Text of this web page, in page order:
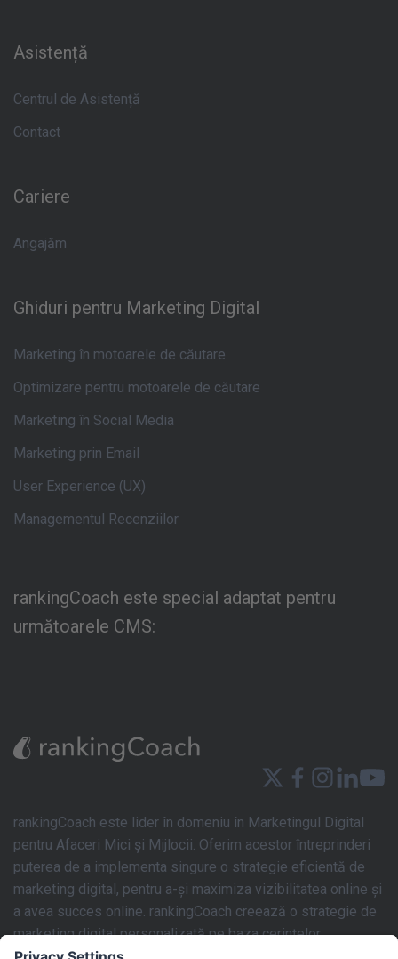
Asistență
Centrul de Asistență
Contact
Cariere
Angajăm
Ghiduri pentru Marketing Digital
Marketing în motoarele de căutare
Optimizare pentru motoarele de căutare
Marketing în Social Media
Marketing prin Email
User Experience (UX)
Managementul Recenziilor
rankingCoach este special adaptat pentru
următoarele CMS:
rankingCoach este lider în domeniu în Marketingul Digital
pentru Afaceri Mici și Mijlocii. Oferim acestor întreprinderi
puterea de a implementa singure o strategie eficientă de
marketing digital, pentru a-și maximiza vizibilitatea online și
a avea succes online. rankingCoach creează o strategie de
marketing digital personalizată pe baza cerințelor